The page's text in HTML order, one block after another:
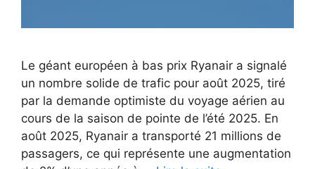
Le géant européen à bas prix Ryanair a signalé
un nombre solide de trafic pour août 2025, tiré
par la demande optimiste du voyage aérien au
cours de la saison de pointe de l’été 2025. En
août 2025, Ryanair a transporté 21 millions de
passagers, ce qui représente une augmentation